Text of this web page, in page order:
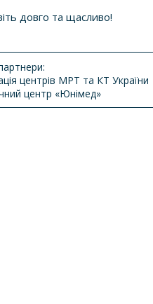
довго та щасливо!
центрів МРТ та КТ України
центр «Юнімед»